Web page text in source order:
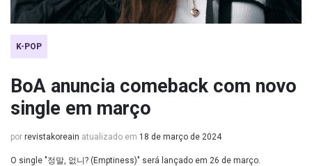
K-POP
BoA anuncia comeback com novo
single em março
por revistakoreain atualizado em 18 de março de 2024
O single "정말, 없니? (Emptiness)" será lançado em 26 de março.